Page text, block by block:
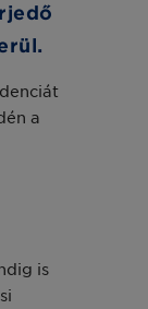
a
is